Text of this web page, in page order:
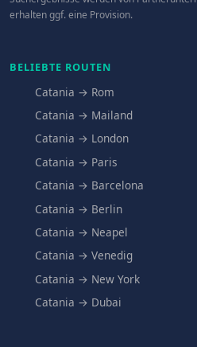
erhalten ggf. eine Provision.
BELIEBTE ROUTEN
Catania → Rom
Catania → Mailand
Catania → London
Catania → Paris
Catania → Barcelona
Catania → Berlin
Catania → Neapel
Catania → Venedig
Catania → New York
Catania → Dubai